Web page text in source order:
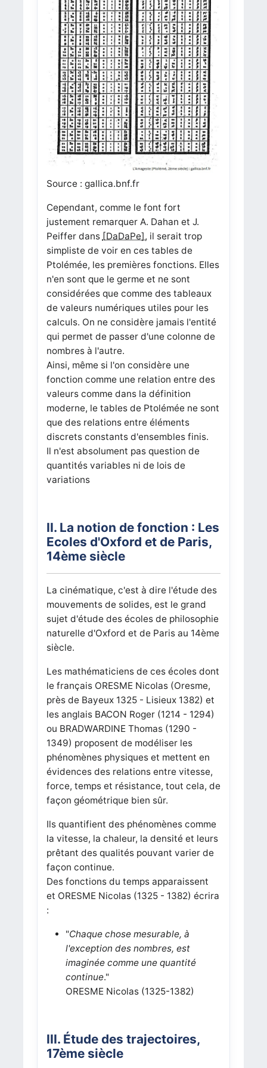
Source : gallica.bnf.fr
Cependant, comme le font fort
justement remarquer A. Dahan et J.
Peiffer dans [DaDaPe], il serait trop
simpliste de voir en ces tables de
Ptolémée, les premières fonctions. Elles
n'en sont que le germe et ne sont
considérées que comme des tableaux
de valeurs numériques utiles pour les
calculs. On ne considère jamais l'entité
qui permet de passer d'une colonne de
nombres à l'autre.
Ainsi, même si l'on considère une
fonction comme une relation entre des
valeurs comme dans la définition
moderne, le tables de Ptolémée ne sont
que des relations entre éléments
discrets constants d'ensembles finis.
Il n'est absolument pas question de
quantités variables ni de lois de
variations
II. La notion de fonction : Les
Ecoles d'Oxford et de Paris,
14ème siècle
La cinématique, c'est à dire l'étude des
mouvements de solides, est le grand
sujet d'étude des écoles de philosophie
naturelle d'Oxford et de Paris au 14ème
siècle.
Les mathématiciens de ces écoles dont
le français ORESME Nicolas (Oresme,
près de Bayeux 1325 - Lisieux 1382) et
les anglais BACON Roger (1214 - 1294)
ou BRADWARDINE Thomas (1290 -
1349) proposent de modéliser les
phénomènes physiques et mettent en
évidences des relations entre vitesse,
force, temps et résistance, tout cela, de
façon géométrique bien sûr.
Ils quantifient des phénomènes comme
la vitesse, la chaleur, la densité et leurs
prêtant des qualités pouvant varier de
façon continue.
Des fonctions du temps apparaissent
et ORESME Nicolas (1325 - 1382) écrira
:
"Chaque chose mesurable, à
l'exception des nombres, est
imaginée comme une quantité
continue."
ORESME Nicolas (1325-1382)
III. Étude des trajectoires,
17ème siècle